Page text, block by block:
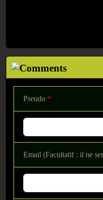
Pseudo *
Email (Facultatif : il ne